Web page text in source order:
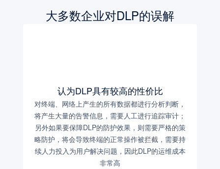
大多数企业对DLP的误解
认为DLP具有较高的性价比
对终端、网络上产生的所有数据都进行分析判断，
将产生大量的告警信息，需要人工进行追踪审计；
另外如果要保障DLP的防护效果，则需要严格的策
略防护，将会导致终端的正常操作被拦截，需要持
续人力投入为用户解决问题，因此DLP的运维成本
非常高